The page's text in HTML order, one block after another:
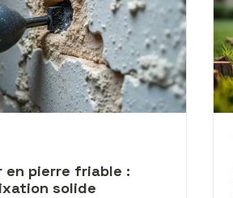
en pierre friable :
solide